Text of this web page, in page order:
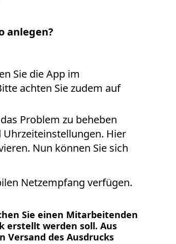
anlegen?
Sie die App im
achten Sie zudem auf
Problem zu beheben
Uhrzeiteinstellungen. Hier
Nun können Sie sich
Netzempfang verfügen.
Sie einen Mitarbeitenden
erstellt werden soll. Aus
Versand des Ausdrucks